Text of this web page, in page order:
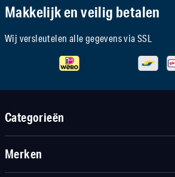
Makkelijk en veilig betalen
Wij versleutelen alle gegevens via SSL
Categorieën
Merken